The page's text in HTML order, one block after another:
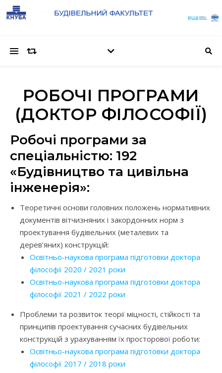
РОБОЧІ ПРОГРАМИ
(ДОКТОР ФІЛОСОФІЇ)
Робочі програми за
спеціальністю: 192
«Будівництво та цивільна
інженерія»:
Теоретичні основи головних положень нормативних
документів вітчизняних і закордонних норм з
проектування будівельних (металевих та
дерев’яних) конструкцій:
Освітньо-наукова програма підготовки доктора
філософії 2020 / 2021 роки
Освітньо-наукова програма підготовки доктора
філософії 2021 / 2022 роки
Проблеми та розвиток теорії міцності, стійкості та
принципів проектування сучасних будівельних
конструкцій з урахуванням їх просторової роботи:
Освітньо-наукова програма підготовки доктора
філософії 2017 / 2018 роки